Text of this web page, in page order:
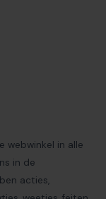
webwinkel in alle
in de
acties,